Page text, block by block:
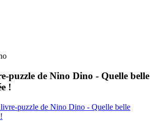
puzzle de Nino Dino - Quelle belle
!
puzzle de Nino Dino - Quelle belle